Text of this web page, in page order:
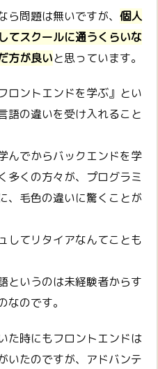
問題は無いですが、 個人
てスクールに通うくらいな
方が良いと思っています。
ロントエンドを学ぶ』とい
語の違いを受け入れること
んでからバックエンドを学
多くの方々が、プログラミ
、毛色の違いに驚くことが
してリタイアなんてことも
というのは未経験者からす
のです。
た時にもフロントエンドは
いたのですが、アドバンテ